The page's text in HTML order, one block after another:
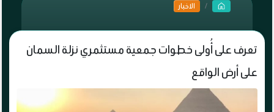
الاخبار
تعرف على أُولى خطوات جمعية مستثمري نزلة السمان
على أرض الواقع